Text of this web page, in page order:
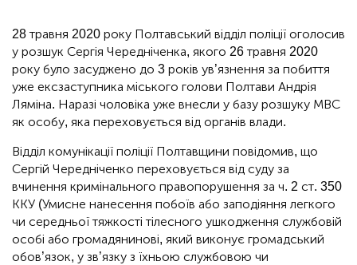
28 травня 2020 року Полтавський відділ поліції оголосив
у розшук Сергія Чередніченка, якого 26 травня 2020
року було засуджено до 3 років ув’язнення за побиття
уже ексзаступника міського голови Полтави Андрія
Ляміна. Наразі чоловіка уже внесли у базу розшуку МВС
як особу, яка переховується від органів влади.
Відділ комунікації поліції Полтавщини повідомив, що
Сергій Чередніченко переховується від суду за
вчинення кримінального правопорушення за ч. 2 ст. 350
ККУ (Умисне нанесення побоїв або заподіяння легкого
чи середньої тяжкості тілесного ушкодження службовій
особі або громадянинові, який виконує громадський
обов’язок, у зв’язку з їхньою службовою чи